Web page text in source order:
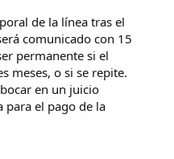
de la línea tras el
comunicado con 15
permanente si el
meses, o si se repite.
en un juicio
el pago de la